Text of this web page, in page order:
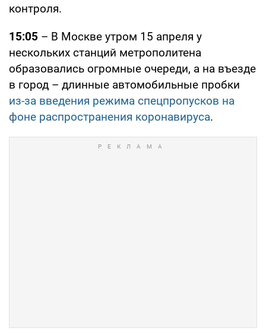
контроля.
15:05 – В Москве утром 15 апреля у
нескольких станций метрополитена
образовались огромные очереди, а на въезде
в город – длинные автомобильные пробки
из-за введения режима спецпропусков на
фоне распространения коронавируса.